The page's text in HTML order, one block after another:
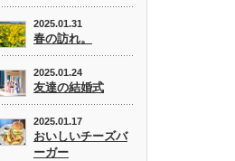
2025.01.31
春の訪れ。
2025.01.24
友達の結婚式
2025.01.17
おいしいチーズバ
ーガー